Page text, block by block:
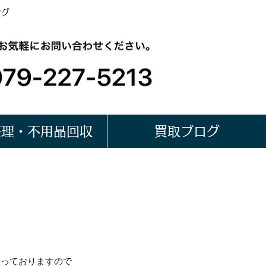
・不用品回収 買取ブログ
ておりますので